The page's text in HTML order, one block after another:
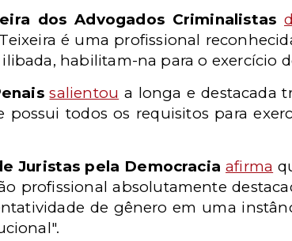
dos Advogados Criminalistas
é uma profissional
habilitam-na para o exercício
salientou a longa e destacada
possui todos os requisitos para
Juristas pela Democracia afirma
profissional absolutamente
de gênero em uma